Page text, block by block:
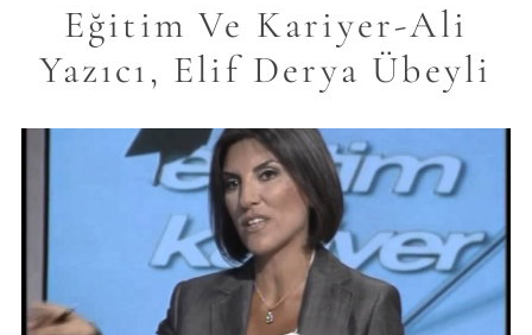
Eğitim Ve Kariyer-Ali
Yazıcı, Elif Derya Übeyli